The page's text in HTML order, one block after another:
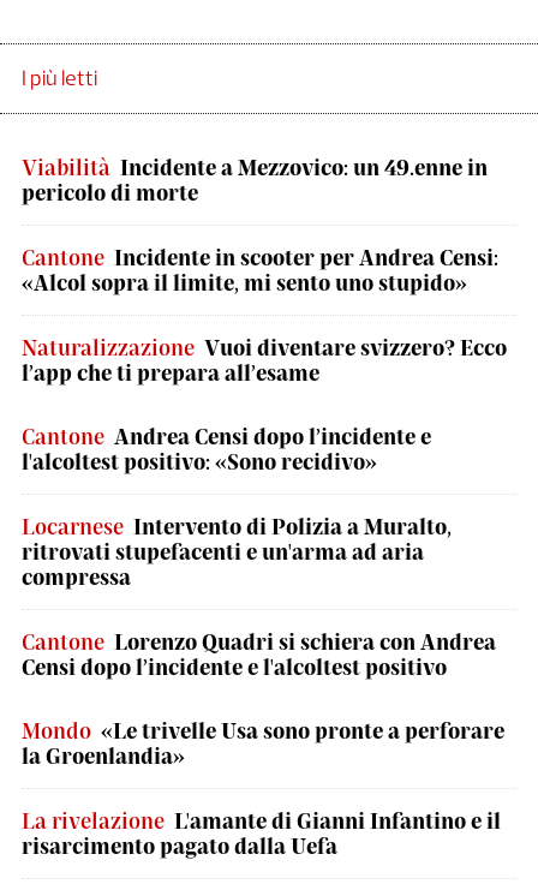
I più letti
Viabilità Incidente a Mezzovico: un 49.enne in
pericolo di morte
Cantone Incidente in scooter per Andrea Censi:
«Alcol sopra il limite, mi sento uno stupido»
Naturalizzazione Vuoi diventare svizzero? Ecco
l’app che ti prepara all’esame
Cantone Andrea Censi dopo l’incidente e
l'alcoltest positivo: «Sono recidivo»
Locarnese Intervento di Polizia a Muralto,
ritrovati stupefacenti e un'arma ad aria
compressa
Cantone Lorenzo Quadri si schiera con Andrea
Censi dopo l’incidente e l'alcoltest positivo
Mondo «Le trivelle Usa sono pronte a perforare
la Groenlandia»
La rivelazione L'amante di Gianni Infantino e il
risarcimento pagato dalla Uefa